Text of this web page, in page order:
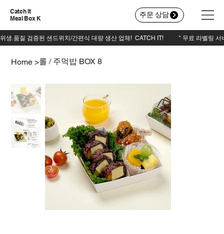
Catch It
Meal Box K
주문 상담
Home >롤 / 주먹밥 BOX 8